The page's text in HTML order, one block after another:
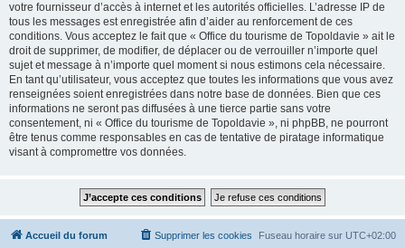
votre fournisseur d’accès à internet et les autorités officielles. L’adresse IP de
tous les messages est enregistrée afin d’aider au renforcement de ces
conditions. Vous acceptez le fait que « Office du tourisme de Topoldavie » ait le
droit de supprimer, de modifier, de déplacer ou de verrouiller n’importe quel
sujet et message à n’importe quel moment si nous estimons cela nécessaire.
En tant qu’utilisateur, vous acceptez que toutes les informations que vous avez
renseignées soient enregistrées dans notre base de données. Bien que ces
informations ne seront pas diffusées à une tierce partie sans votre
consentement, ni « Office du tourisme de Topoldavie », ni phpBB, ne pourront
être tenus comme responsables en cas de tentative de piratage informatique
visant à compromettre vos données.
Accueil du forum Fuseau horaire sur UTC+02:00
Supprimer les cookies